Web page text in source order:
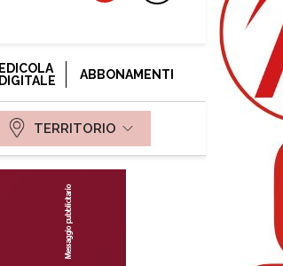
EDICOLA
DIGITALE
ABBONAMENTI
TERRITORIO